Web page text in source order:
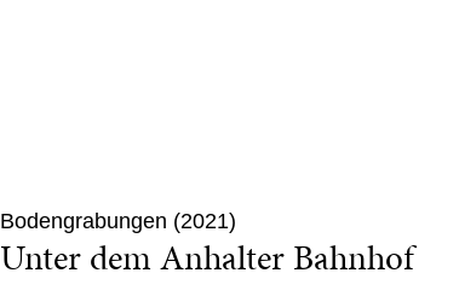
Bodengrabungen (2021)
Unter dem Anhalter Bahnhof